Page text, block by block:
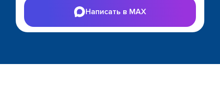
Написать в MAX